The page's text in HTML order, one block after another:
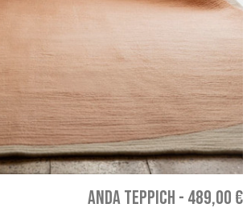
ANDA TEPPICH - 489,00 €